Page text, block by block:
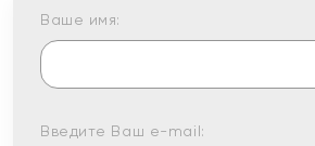
Ваше имя:
Введите Ваш e-mail: